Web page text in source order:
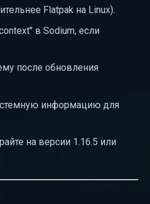
Flatpak на Linux).
в Sodium, если
после обновления
информацию для
на версии 1.16.5 или